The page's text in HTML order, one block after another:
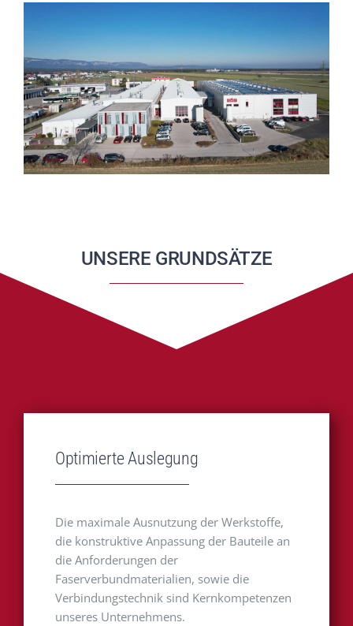
UNSERE GRUNDSÄTZE
Optimierte Auslegung
Die maximale Ausnutzung der Werkstoffe,
die konstruktive Anpassung der Bauteile an
die Anforderungen der
Faserverbundmaterialien, sowie die
Verbindungstechnik sind Kernkompetenzen
unseres Unternehmens.